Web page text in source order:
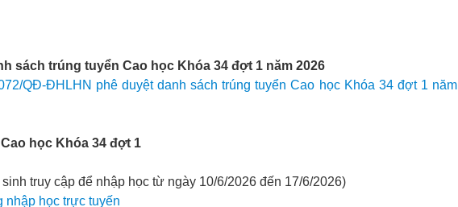
sách trúng tuyển Cao học Khóa 34 đợt 1 năm 2026
QĐ-ĐHLHN phê duyệt danh sách trúng tuyển Cao học Khóa 34 đợt 1 năm
học Khóa 34 đợt 1
sinh truy cập để nhập học từ ngày 10/6/2026 đến 17/6/2026)
nhập học trực tuyến